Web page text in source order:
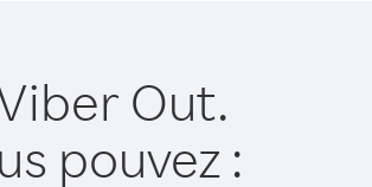
Out.
pouvez :